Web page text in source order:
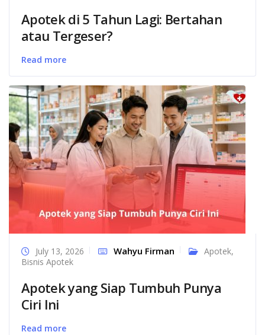
Apotek di 5 Tahun Lagi: Bertahan
atau Tergeser?
Read more
July 13, 2026 Wahyu Firman Apotek,
Bisnis Apotek
Apotek yang Siap Tumbuh Punya
Ciri Ini
Read more